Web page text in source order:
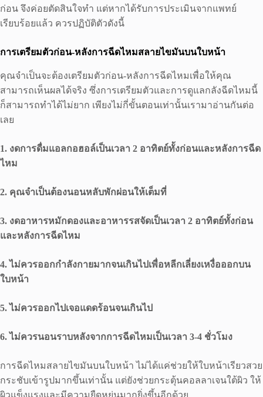
ก่อน จึงค่อยตัดสินใจทำ แต่หากได้รับการประเมินจากแพทย์
เรียบร้อยแล้ว ควรปฏิบัติตัวดังนี้
การเตรียมตัวก่อน-หลังการฉีดไหมสลายไขมันบนใบหน้า
คุณจำเป็นจะต้องเตรียมตัวก่อน-หลังการฉีดไหมเพื่อให้คุณ
สามารถเห็นผลได้จริง ซึ่งการเตรียมตัวและการดูแลกลังฉีดไหมนี้
ก็สามารถทำได้ไม่ยาก เพียงไม่กี่ขั้นตอนเท่านั้นเรามาอ่านกันต่อ
เลย
1. งดการดื่มแอลกอฮอล์เป็นเวลา 2 อาทิตย์ทั้งก่อนและหลังการฉีด
ไหม
2. คุณจำเป็นต้องนอนหลับพักผ่อนให้เต็มที่
3. งดอาหารหมักดองและอาหารรสจัดเป็นเวลา 2 อาทิตย์ทั้งก่อน
และหลังการฉีดไหม
4. ไม่ควรออกกำลังกายมากจนเกินไปเพื่อหลีกเลี่ยงเหงื่อออกบน
ใบหน้า
5. ไม่ควรออกไปเจอแดดร้อนจนเกินไป
6. ไม่ควรนอนราบหลังจากการฉีดไหมเป็นเวลา 3-4 ชั่วโมง
การฉีดไหมสลายไขมันบนใบหน้า ไม่ได้แค่ช่วยให้ใบหน้าเรียวสวย
กระชับเข้ารูปมากขึ้นเท่านั้น แต่ยังช่วยกระตุ้นคอลลาเจนใต้ผิว ให้
ผิวแข็งแรงและมีความยืดหยุ่นมากยิ่งขึ้นอีกด้วย